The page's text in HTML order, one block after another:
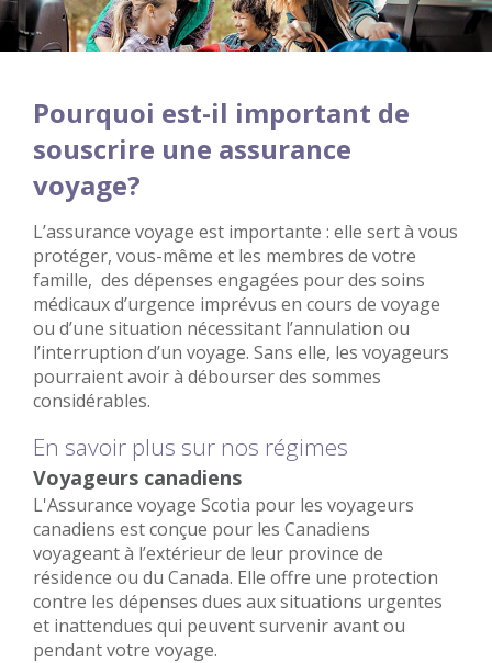
Pourquoi est-il important de
souscrire une assurance
voyage?
L’assurance voyage est importante : elle sert à vous
protéger, vous-même et les membres de votre
famille, des dépenses engagées pour des soins
médicaux d’urgence imprévus en cours de voyage
ou d’une situation nécessitant l’annulation ou
l’interruption d’un voyage. Sans elle, les voyageurs
pourraient avoir à débourser des sommes
considérables.
En savoir plus sur nos régimes
Voyageurs canadiens
L'Assurance voyage Scotia pour les voyageurs
canadiens est conçue pour les Canadiens
voyageant à l’extérieur de leur province de
résidence ou du Canada. Elle offre une protection
contre les dépenses dues aux situations urgentes
et inattendues qui peuvent survenir avant ou
pendant votre voyage.